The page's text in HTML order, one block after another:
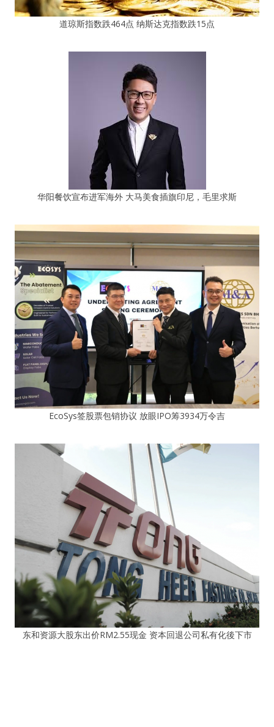
道琼斯指数跌464点 纳斯达克指数跌15点
华阳餐饮宣布进军海外 大马美食插旗印尼，毛里求斯
EcoSys签股票包销协议 放眼IPO筹3934万令吉
东和资源大股东出价RM2.55现金 资本回退公司私有化後下市